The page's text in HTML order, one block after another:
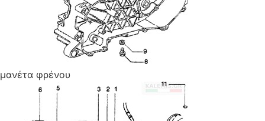
μανέτα φρένου